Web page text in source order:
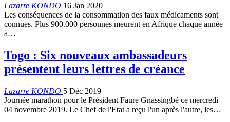
Lazarre KONDO 16 Jan 2020
Les conséquences de la consommation des faux médicaments sont
connues. Plus 900.000 personnes meurent en Afrique chaque année
à…
Togo : Six nouveaux ambassadeurs
présentent leurs lettres de créance
Lazarre KONDO 5 Déc 2019
Journée marathon pour le Président Faure Gnassingbé ce mercredi
04 novembre 2019. Le Chef de l'Etat a reçu l'un après l'autre, les…